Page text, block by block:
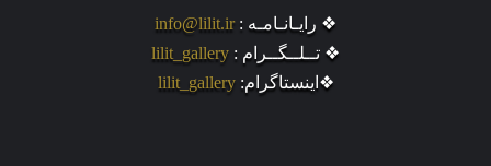
❖ رایـانـامـه : info@lilit.ir
❖ تــلــگــرام : lilit_gallery
❖اینستاگرام: lilit_gallery